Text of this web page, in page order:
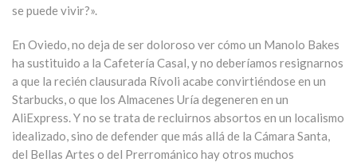
se puede vivir?».
En Oviedo, no deja de ser doloroso ver cómo un Manolo Bakes
ha sustituido a la Cafetería Casal, y no deberíamos resignarnos
a que la recién clausurada Rívoli acabe convirtiéndose en un
Starbucks, o que los Almacenes Uría degeneren en un
AliExpress. Y no se trata de recluirnos absortos en un localismo
idealizado, sino de defender que más allá de la Cámara Santa,
del Bellas Artes o del Prerrománico hay otros muchos